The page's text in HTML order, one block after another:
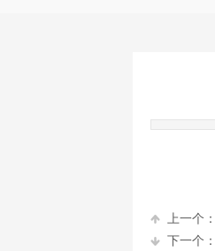
上一个：
下一个：